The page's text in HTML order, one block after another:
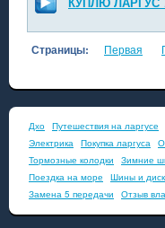
Страницы: Первая
Дхо Путешествия на ларгусе
Электрика Покупка ларгуса
Тормозные колодки
Зимние
Поездка на море
Шины и
Замена 5 передачи
Отзыв